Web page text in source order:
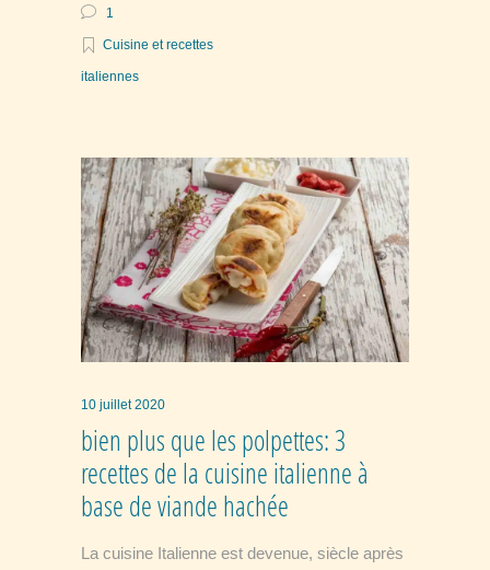
1
Cuisine et recettes
italiennes
10 juillet 2020
bien plus que les polpettes: 3
recettes de la cuisine italienne à
base de viande hachée
La cuisine Italienne est devenue, siècle après